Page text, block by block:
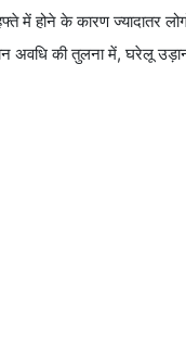
में होने के कारण ज्यादातर
की तुलना में, घरेलू उड़ान